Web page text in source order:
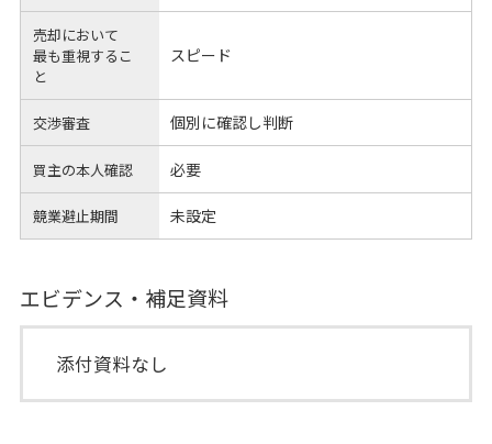
売却において
最も重視するこ
と
スピード
交渉審査 個別に確認し判断
買主の本人確認 必要
競業避止期間 未設定
エビデンス・補足資料
添付資料なし